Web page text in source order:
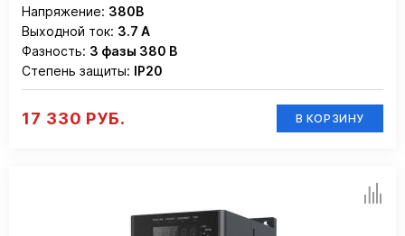
Напряжение: 380В
Выходной ток: 3.7 А
Фазность: 3 фазы 380 В
Степень защиты: IP20
17 330 РУБ. В КОРЗИНУ